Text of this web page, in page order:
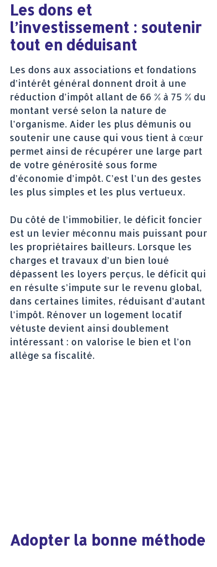
Les dons et
l’investissement : soutenir
tout en déduisant
Les dons aux associations et fondations
d’intérêt général donnent droit à une
réduction d’impôt allant de 66 % à 75 % du
montant versé selon la nature de
l’organisme. Aider les plus démunis ou
soutenir une cause qui vous tient à cœur
permet ainsi de récupérer une large part
de votre générosité sous forme
d’économie d’impôt. C’est l’un des gestes
les plus simples et les plus vertueux.
Du côté de l’immobilier, le déficit foncier
est un levier méconnu mais puissant pour
les propriétaires bailleurs. Lorsque les
charges et travaux d’un bien loué
dépassent les loyers perçus, le déficit qui
en résulte s’impute sur le revenu global,
dans certaines limites, réduisant d’autant
l’impôt. Rénover un logement locatif
vétuste devient ainsi doublement
intéressant : on valorise le bien et l’on
allège sa fiscalité.
Adopter la bonne méthode